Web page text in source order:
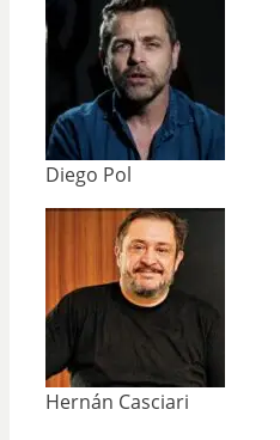
Diego Pol
Hernán Casciari